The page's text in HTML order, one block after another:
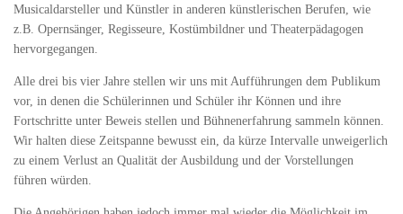
Musicaldarsteller und Künstler in anderen künstlerischen Berufen, wie
z.B. Opernsänger, Regisseure, Kostümbildner und Theaterpädagogen
hervorgegangen.
Alle drei bis vier Jahre stellen wir uns mit Aufführungen dem Publikum
vor, in denen die Schülerinnen und Schüler ihr Können und ihre
Fortschritte unter Beweis stellen und Bühnenerfahrung sammeln können.
Wir halten diese Zeitspanne bewusst ein, da kürze Intervalle unweigerlich
zu einem Verlust an Qualität der Ausbildung und der Vorstellungen
führen würden.